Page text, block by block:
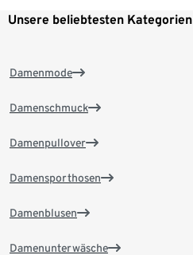
Unsere beliebtesten Kategorien
Damenmode
Damenschmuck
Damenpullover
Damensporthosen
Damenblusen
Damenunterwäsche